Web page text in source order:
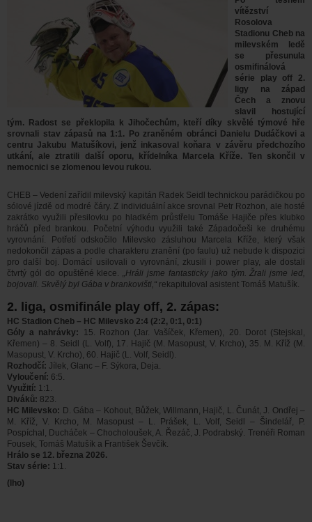
vítězství
Rosolova
Stadionu Cheb na
milevském ledě
se přesunula
osmifinálová
série play off 2.
ligy na západ
Čech a znovu
slavil hostující
tým. Radost se překlopila k Jihočechům, kteří díky skvělé týmové hře
srovnali stav zápasů na 1:1. Po zraněném obránci Danielu Dudáčkovi a
centru Jakubu Matušíkovi, jenž inkasoval koňara v závěru předchozího
utkání, ale ztratili další oporu, křídelníka Marcela Kříže. Ten skončil v
nemocnici se zlomenou levou rukou.
CHEB – Vedení zařídil milevský kapitán Radek Seidl technickou parádičkou po
sólové jízdě od modré čáry. Z individuální akce srovnal Petr Rozhon, ale hosté
zakrátko využili přesilovku po hladkém průstřelu Tomáše Hajiče přes klubko
hráčů před brankou. Početní výhodu využili také Západočeši ke druhému
vyrovnání. Potřetí odskočilo Milevsko zásluhou Marcela Kříže, který však
nedokončil zápas a podle charakteru zranění (po faulu) už nebude k dispozici
pro další boj. Domácí usilovali o vyrovnání, zkusili i power play, ale dostali
čtvrtý gól do opuštěné klece.„Hráli jsme fantasticky jako tým. Žrali jsme led,
bojovali. Skvělý byl Gába v brankovišti,“ rekapituloval asistent Tomáš Matušík.
2. liga, osmifinále play off, 2. zápas:
HC Stadion Cheb – HC Milevsko 2:4 (2:2, 0:1, 0:1)
Góly a nahrávky: 15. Rozhon (Jar. Vašíček, Křemen), 20. Dorot (Stejskal,
Křemen) – 8. Seidl (L. Volf), 17. Hajič (M. Masopust, V. Krcho), 35. M. Kříž (M.
Masopust, V. Krcho), 60. Hajič (L. Volf, Seidl).
Rozhodčí: Jílek, Glanc – F. Sýkora, Deja.
Vyloučení: 6:5.
Využití: 1:1.
Diváků: 823.
HC Milevsko: D. Gába – Kohout, Bůžek, Willmann, Hajič, L. Čunát, J. Ondřej –
M. Kříž, V. Krcho, M. Masopust – L. Prášek, L. Volf, Seidl – Šindelář, P.
Pospíchal, Ducháček – Chocholoušek, A. Řezáč, J. Podrabský. Trenéři Roman
Fousek, Tomáš Matušík a František Ševčík.
Hrálo se 12. března 2026.
Stav série: 1:1.
(lho)